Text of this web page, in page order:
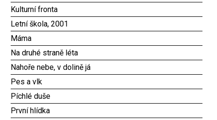
Kulturní fronta
Letní škola, 2001
Máma
Na druhé straně léta
Nahoře nebe, v dolině já
Pes a vlk
Píchlé duše
První hlídka